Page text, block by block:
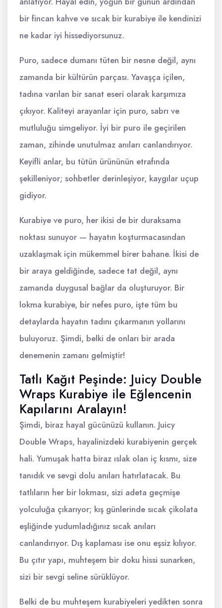
bir fincan kahve ve sıcak bir kurabiye ile kendinizi
ne kadar iyi hissediyorsunuz.
Puro, sadece dumanı tüten bir nesne değil, aynı
zamanda bir kültürün parçası. Yavaşça içilen,
tadına varılan bir sanat eseri olarak karşımıza
çıkıyor. Kaliteyi arayanlar için puro, sabrı ve
mutluluğu simgeliyor. İyi bir puro ile geçirilen
zaman, zihinde unutulmaz anıları canlandırıyor.
Keyifli anlar, bu tütün ürününün etrafında
şekilleniyor; sohbetler derinleşiyor, kaygılar uçup
gidiyor.
Kurabiye ve puro, her ikisi de bir duraksama
noktası sunuyor — hayatın koşturmacasından
uzaklaşmak için mükemmel birer bahane. İkisi de
bir araya geldiğinde, sadece tat değil, aynı
zamanda duygusal bağlar da oluşturuyor. Bir
lokma kurabiye, bir nefes puro, işte tüm bu
detaylarda hayatın tadını çıkarmanın yollarını
buluyoruz. Şimdi, belki de onları bir arada
denemenin zamanı gelmiştir!
Tatlı Kağıt Peşinde: Juicy Double
Wraps Kurabiye ile Eğlencenin
Kapılarını Aralayın!
Şimdi, biraz hayal gücünüzü kullanın. Juicy
Double Wraps, hayalinizdeki kurabiyenin gerçek
hali. Yumuşak hatta biraz ıslak olan iç kısmı, size
tanıdık ve sevgi dolu anıları hatırlatacak. Bu
tatlıların her bir lokması, sizi adeta geçmişe
yolculuğa çıkarıyor; kış günlerinde sıcak çikolata
eşliğinde yudumladığınız sıcak anıları
canlandırıyor. Dış kaplaması ise onu eşsiz kılıyor.
Bu çıtır yapı, muhteşem bir doku hissi sunarken,
sizi bir sevgi seline sürüklüyor.
Belki de bu muhteşem kurabiyeleri yedikten sonra